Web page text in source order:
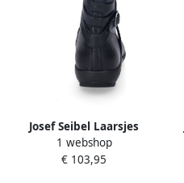
Josef Seibel Laarsjes
Charlotte 11 Boots
winterboots laarzen met
1 webshop
€ 103,95